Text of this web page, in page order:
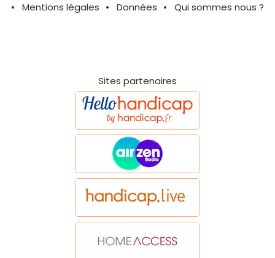
Mentions légales
Données Qui sommes nous ?
Sites partenaires